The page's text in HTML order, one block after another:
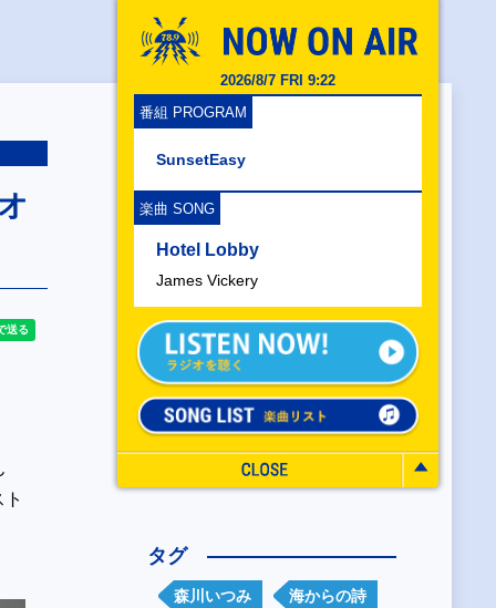
2026/8/7 FRI 9:22
番組 PROGRAM
SunsetEasy
楽曲 SONG
Hotel Lobby
James Vickery
タグ
森川いつみ 海からの詩